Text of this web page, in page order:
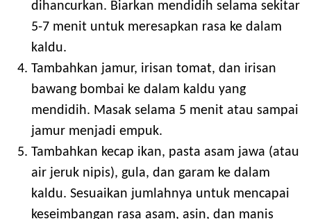
dihancurkan. Biarkan mendidih selama sekitar
5-7 menit untuk meresapkan rasa ke dalam
kaldu.
Tambahkan jamur, irisan tomat, dan irisan
bawang bombai ke dalam kaldu yang
mendidih. Masak selama 5 menit atau sampai
jamur menjadi empuk.
Tambahkan kecap ikan, pasta asam jawa (atau
air jeruk nipis), gula, dan garam ke dalam
kaldu. Sesuaikan jumlahnya untuk mencapai
keseimbangan rasa asam, asin, dan manis